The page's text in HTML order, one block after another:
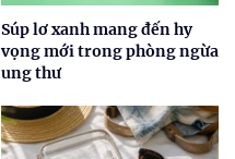
Súp lơ xanh mang đến hy
vọng mới trong phòng ngừa
ung thư